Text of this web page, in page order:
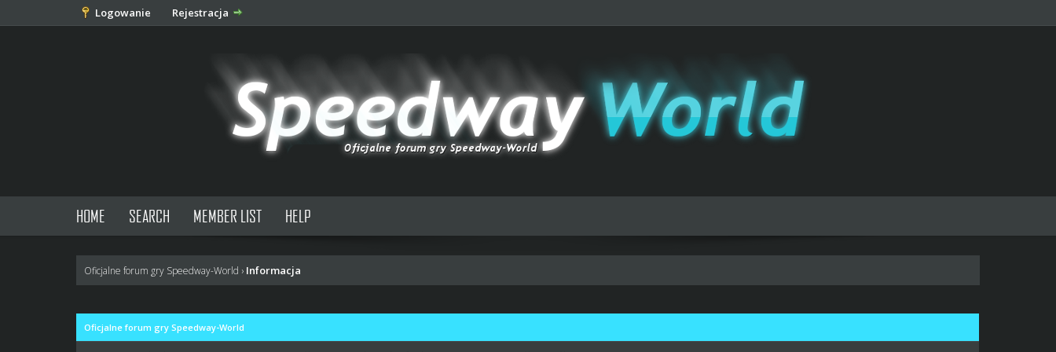
Logowanie Rejestracja
HOME SEARCH MEMBER LIST HELP
Oficjalne forum gry Speedway-World › Informacja
Oficjalne forum gry Speedway-World